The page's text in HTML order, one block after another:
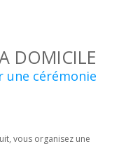
DOMICILE
une cérémonie
vous organisez une